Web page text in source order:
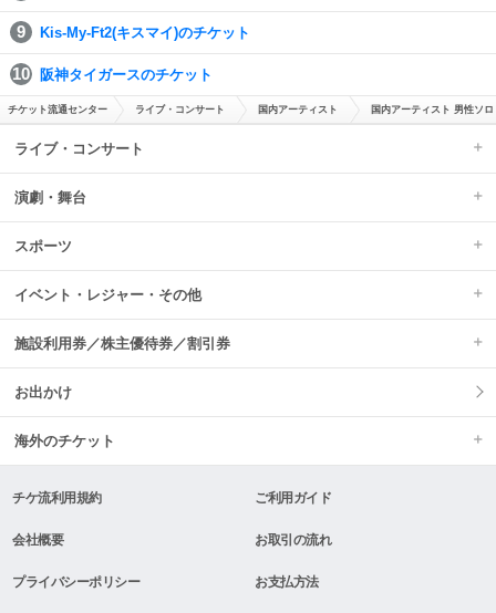
Kis-My-Ft2(キスマイ)のチケット
阪神タイガースのチケット
チケット流通センター ライブ・コンサート 国内アーティスト 国内アーティスト 男性ソロ
ライブ・コンサート
演劇・舞台
スポーツ
イベント・レジャー・その他
施設利用券／株主優待券／割引券
お出かけ
海外のチケット
チケ流利用規約 ご利用ガイド
会社概要 お取引の流れ
プライバシーポリシー お支払方法